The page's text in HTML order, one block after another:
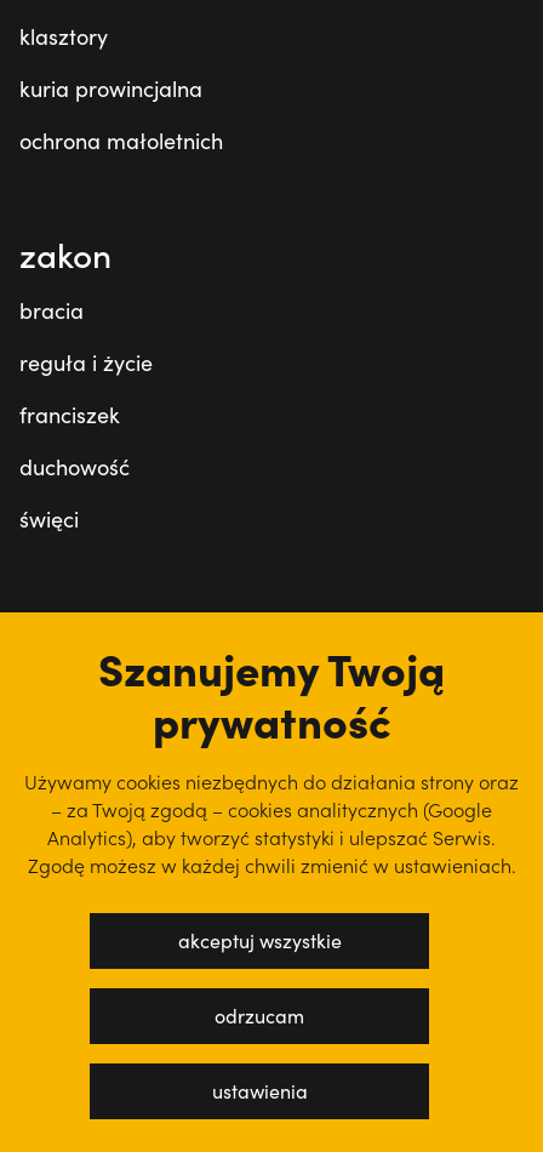
klasztory
kuria prowincjalna
ochrona małoletnich
zakon
bracia
reguła i życie
franciszek
duchowość
święci
regulamin serwisu
Szanujemy Twoją
prywatność
Używamy cookies niezbędnych do działania strony oraz
– za Twoją zgodą – cookies analitycznych (Google
Analytics), abytworzyć statystyki i ulepszać Serwis.
Zgodę możesz w każdej chwili zmienić w ustawieniach.
akceptuj wszystkie
odrzucam
ustawienia